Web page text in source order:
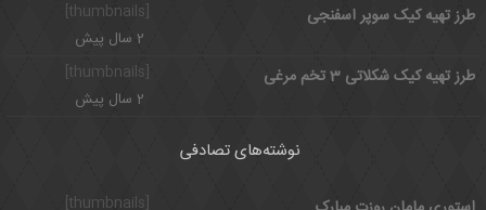
[thumbnails]
طرز تهیه کیک سوپر اسفنجی
2 سال پیش
طرز تهیه کیک شکلاتی 3 تخم مرغی
2 سال پیش
نوشته‌های تصادفی
[thumbnails]